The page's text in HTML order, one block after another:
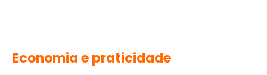
Economia e praticidade